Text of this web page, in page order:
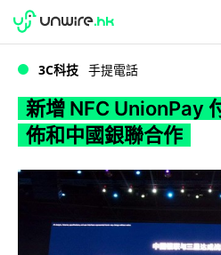
WWDC 2026
3C科技 手提電話
新增 NFC UnionPay
佈和中國銀聯合作